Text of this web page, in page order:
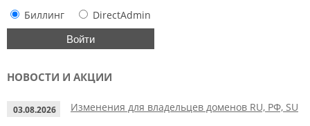
Биллинг DirectAdmin
НОВОСТИ И АКЦИИ
03.08.2026 Изменения для владельцев доменов RU, РФ, SU